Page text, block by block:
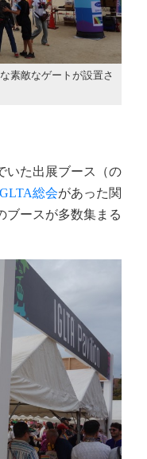
素敵なゲートが設置さ
た出展ブース（の
総会があった関
ブースが多数集まる